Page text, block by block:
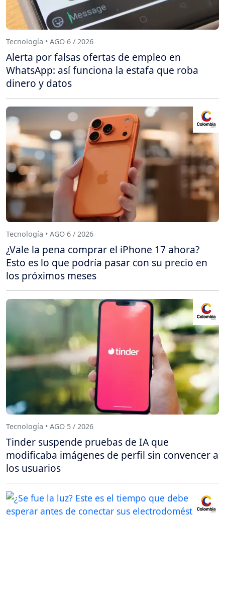
Tecnología • AGO 6 / 2026
Alerta por falsas ofertas de empleo en
WhatsApp: así funciona la estafa que roba
dinero y datos
Tecnología • AGO 6 / 2026
¿Vale la pena comprar el iPhone 17 ahora?
Esto es lo que podría pasar con su precio en
los próximos meses
Tecnología • AGO 5 / 2026
Tinder suspende pruebas de IA que
modificaba imágenes de perfil sin convencer a
los usuarios